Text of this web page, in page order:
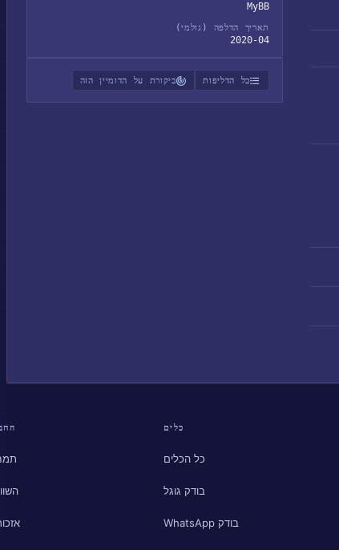
MyBB
תאריך הדלפה (גולמי)
2020-04
כל הדליפות ביקורת על הדומיין הזה
כלים
כל הכלים
בודק גוגל
בודק WhatsApp